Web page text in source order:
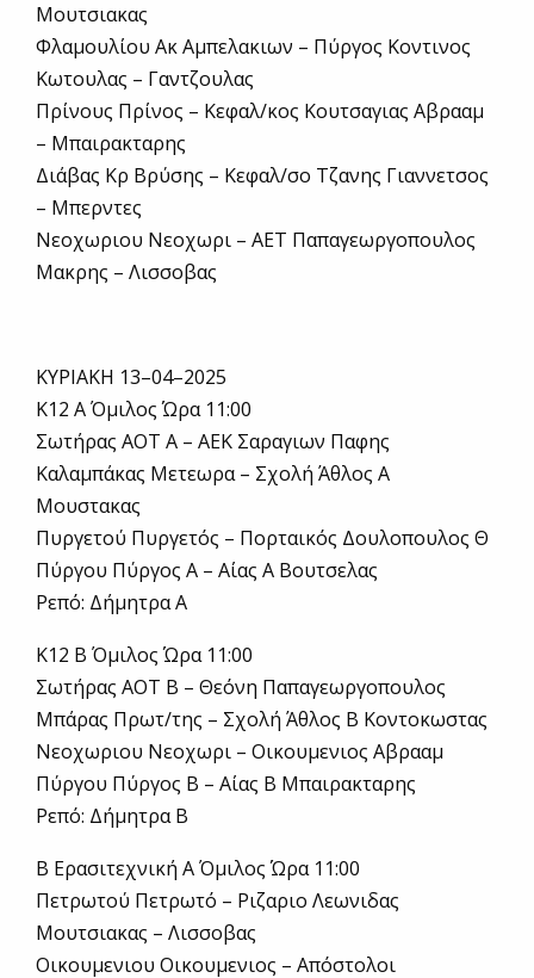
Μουτσιακας
Φλαμουλίου Ακ Αμπελακιων – Πύργος Κοντινος
Κωτουλας – Γαντζουλας
Πρίνους Πρίνος – Κεφαλ/κος Κουτσαγιας Αβρααμ
– Μπαιρακταρης
Διάβας Κρ Βρύσης – Κεφαλ/σο Τζανης Γιαννετσος
– Μπερντες
Νεοχωριου Νεοχωρι – ΑΕΤ Παπαγεωργοπουλος
Μακρης – Λισσοβας
ΚΥΡΙΑΚΗ 13–04–2025
Κ12 Α Όμιλος Ώρα 11:00
Σωτήρας ΑΟΤ Α – ΑΕΚ Σαραγιων Παφης
Καλαμπάκας Μετεωρα – Σχολή Άθλος Α
Μουστακας
Πυργετού Πυργετός – Πορταικός Δουλοπουλος Θ
Πύργου Πύργος Α – Αίας Α Βουτσελας
Ρεπό: Δήμητρα Α
Κ12 B Όμιλος Ώρα 11:00
Σωτήρας ΑΟΤ Β – Θεόνη Παπαγεωργοπουλος
Μπάρας Πρωτ/της – Σχολή Άθλος Β Κοντοκωστας
Νεοχωριου Νεοχωρι – Οικουμενιος Αβρααμ
Πύργου Πύργος Β – Αίας Β Μπαιρακταρης
Ρεπό: Δήμητρα Β
Β Ερασιτεχνική Α Όμιλος Ώρα 11:00
Πετρωτού Πετρωτό – Ριζαριο Λεωνιδας
Μουτσιακας – Λισσοβας
Οικουμενιου Οικουμενιος – Απόστολοι